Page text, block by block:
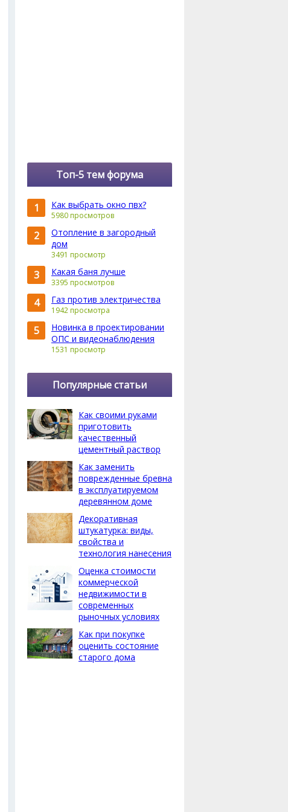
Топ-5 тем форума
1 Как выбрать окно пвх?
5980 просмотров
2
Отопление в загородный
дом
3491 просмотр
3 Какая баня лучше
3395 просмотров
4 Газ против электричества
1942 просмотра
5
Новинка в проектировании
ОПС и видеонаблюдения
1531 просмотр
Популярные статьи
Как своими руками
приготовить
качественный
цементный раствор
Как заменить
поврежденные бревна
в эксплуатируемом
деревянном доме
Декоративная
штукатурка: виды,
свойства и
технология нанесения
Оценка стоимости
коммерческой
недвижимости в
современных
рыночных условиях
Как при покупке
оценить состояние
старого дома